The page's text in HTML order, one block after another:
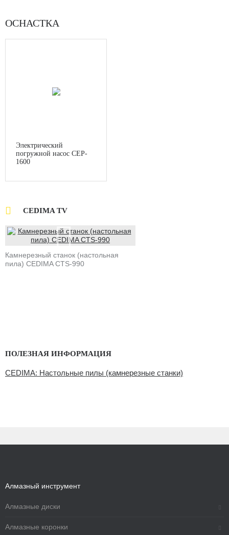
ОСНАСТКА
Электрический
погружной насос CEP-
1600
 CEDIMA TV
Камнерезный станок (настольная
пила) CEDIMA CTS-990
ПОЛЕЗНАЯ ИНФОРМАЦИЯ
CEDIMA: Настольные пилы (камнерезные станки)
Алмазный инструмент
Алмазные диски
Алмазные коронки